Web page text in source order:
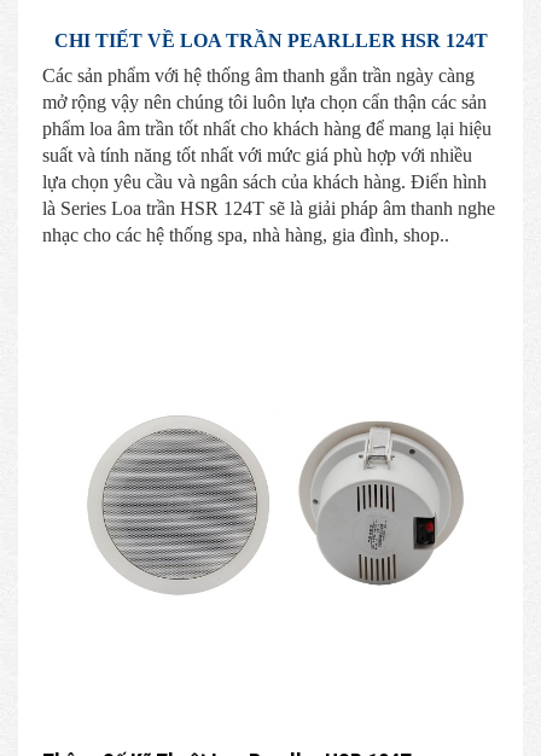
CHI TIẾT VỀ LOA TRẦN PEARLLER HSR 124T
Các sản phẩm với hệ thống âm thanh gắn trần ngày càng
mở rộng vậy nên chúng tôi luôn lựa chọn cẩn thận các sản
phẩm loa âm trần tốt nhất cho khách hàng để mang lại hiệu
suất và tính năng tốt nhất với mức giá phù hợp với nhiều
lựa chọn yêu cầu và ngân sách của khách hàng. Điển hình
là Series Loa trần HSR 124T sẽ là giải pháp âm thanh nghe
nhạc cho các hệ thống spa, nhà hàng, gia đình, shop..